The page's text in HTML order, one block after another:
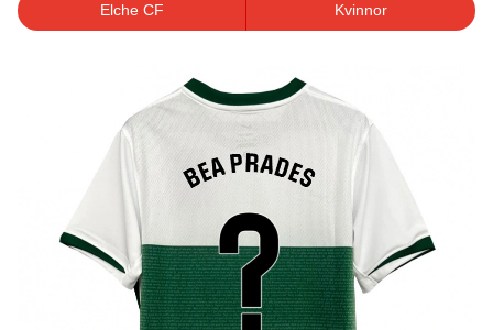
Elche CF Kvinnor